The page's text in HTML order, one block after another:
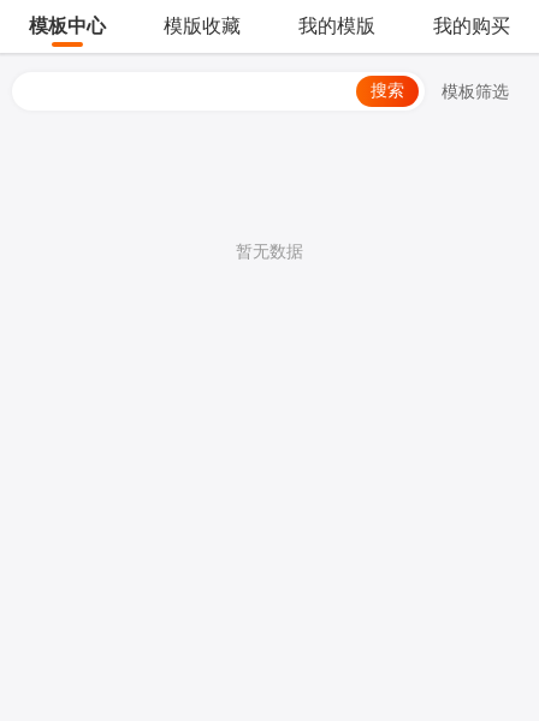
模板中心 模版收藏 我的模版 我的购买
搜索 模板筛选
暂无数据